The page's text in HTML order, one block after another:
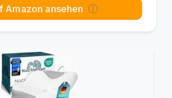
Amazon ansehen